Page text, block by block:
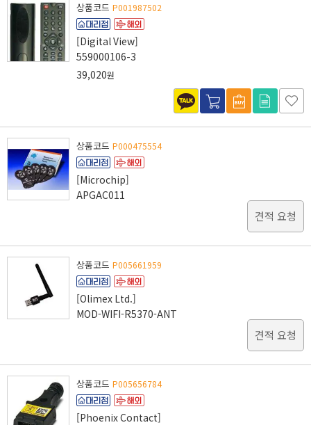
상품코드 P001987502
[Digital View]
559000106-3
39,020원
상품코드 P000475554
[Microchip]
APGAC011
견적 요청
상품코드 P005661959
[Olimex Ltd.]
MOD-WIFI-R5370-ANT
견적 요청
상품코드 P005656784
[Phoenix Contact]